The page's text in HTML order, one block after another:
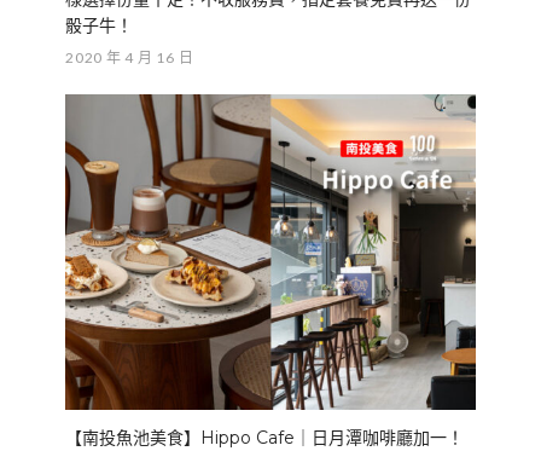
骰子牛！
2020 年 4 月 16 日
【南投魚池美食】Hippo Cafe｜日月潭咖啡廳加一！